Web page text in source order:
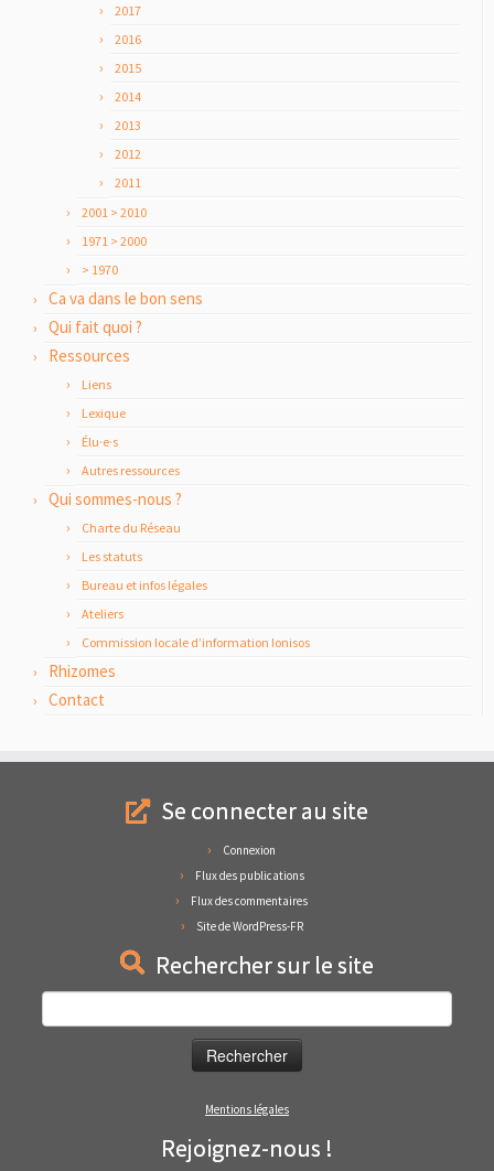
2017
2016
2015
2014
2013
2012
2011
2001 > 2010
1971 > 2000
> 1970
Ca va dans le bon sens
Qui fait quoi ?
Ressources
Liens
Lexique
Élu·e·s
Autres ressources
Qui sommes-nous ?
Charte du Réseau
Les statuts
Bureau et infos légales
Ateliers
Commission locale d’information Ionisos
Rhizomes
Contact
Se connecter au site
Connexion
Flux des publications
Flux des commentaires
Site de WordPress-FR
Rechercher sur le site
Mentions légales
Rejoignez-nous !